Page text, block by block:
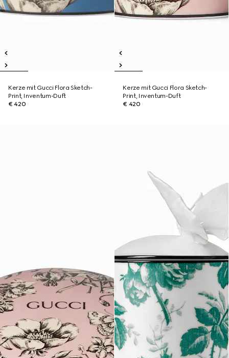
Kerze mit Gucci Flora Sketch-
Print, Inventum-Duft
€ 420
Kerze mit Gucci Flora Sketch-
Print, Inventum-Duft
€ 420